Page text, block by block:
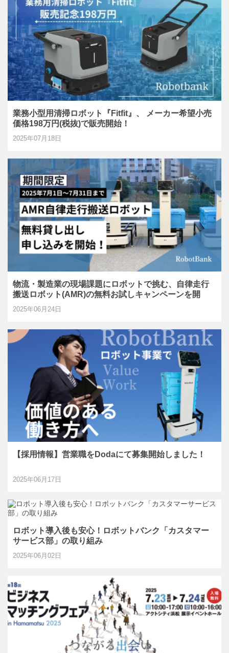
業務小型用清掃ロボット『Fitfit』、 メーカー希望小売
価格198万円(税抜)で販売開始！
2025年07月18日
物流・製造業の現場課題にロボットで挑む、自律走行
搬送ロボット(AMR)の無料お試しキャンペーンを開
始！
2025年06月24日
【採用情報】営業職をDodaにて募集開始しました！
2025年06月17日
ロボット導入後も安心！ロボットバンク「カスタマー
サービス部」の取り組み
2025年06月02日